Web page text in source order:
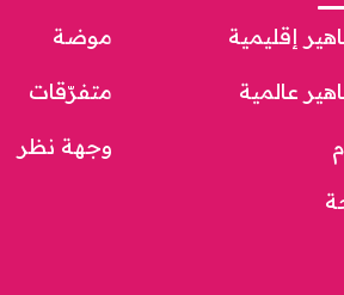
إقليمية
عالمية
موضة
متفرّقات
وجهة نظر